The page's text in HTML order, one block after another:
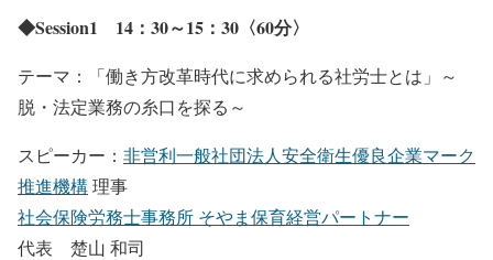
◆Session1 14：30～15：30〈60分〉
テーマ：「働き方改革時代に求められる社労士とは」～
脱・法定業務の糸口を探る～
スピーカー： 非営利一般社団法人安全衛生優良企業マーク
推進機構理事
社会保険労務士事務所 そやま保育経営パートナー
代表 楚山 和司